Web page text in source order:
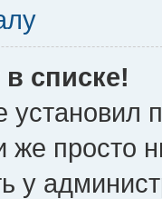
списке!
установил
просто
у